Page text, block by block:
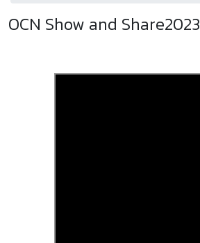
OCN Show and Share2023